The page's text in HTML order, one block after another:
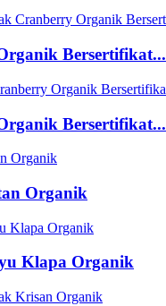
Bersertifikat...
Bersertifikat...
Organik
Klapa Organik